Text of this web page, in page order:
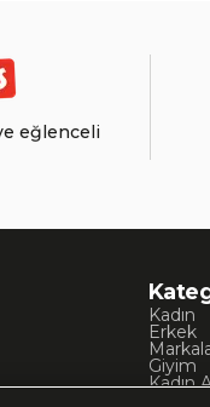
eğlenceli
Kadın
Erkek
Giyim
Kadın